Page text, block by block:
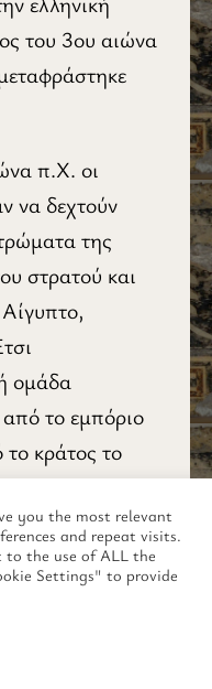
του 3ου αιώνα
π.Χ. οι
να δε­χτούν
της
στρατού και
ομάδα
το εμπόριο
το κράτος το
φόρους. Όλοι
και ζούσαν
Οι
είχαν
να
θεούς και να
you the most relevant
and repeat visits.
to the use of ALL the
Settings" to provide